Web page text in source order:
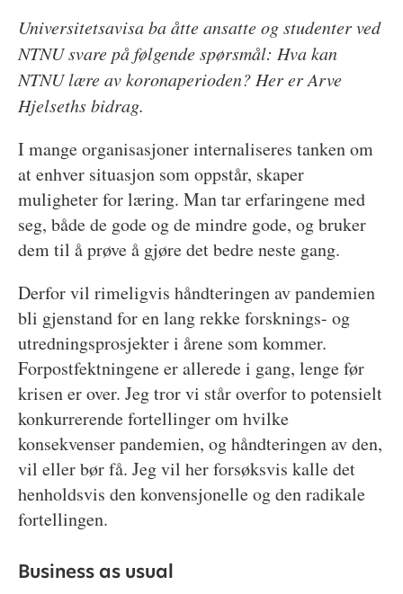
Universitetsavisa ba åtte ansatte og studenter ved
NTNU svare på følgende spørsmål: Hva kan
NTNU lære av koronaperioden? Her er Arve
Hjelseths bidrag.
I mange organisasjoner internaliseres tanken om
at enhver situasjon som oppstår, skaper
muligheter for læring. Man tar erfaringene med
seg, både de gode og de mindre gode, og bruker
dem til å prøve å gjøre det bedre neste gang.
Derfor vil rimeligvis håndteringen av pandemien
bli gjenstand for en lang rekke forsknings- og
utredningsprosjekter i årene som kommer.
Forpostfektningene er allerede i gang, lenge før
krisen er over. Jeg tror vi står overfor to potensielt
konkurrerende fortellinger om hvilke
konsekvenser pandemien, og håndteringen av den,
vil eller bør få. Jeg vil her forsøksvis kalle det
henholdsvis den konvensjonelle og den radikale
fortellingen.
Business as usual